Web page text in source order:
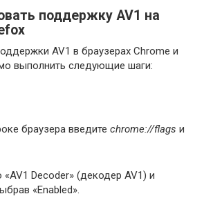
поддержку AV1 на
AV1 в браузерах Chrome и
выполнить следующие шаги:
браузера введите chrome://flags и
Decoder» (декодер AV1) и
«Enabled».